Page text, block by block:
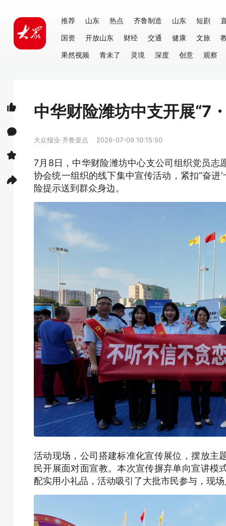
推荐 山东 热点 齐鲁制造 山东 短剧
国资
开放山东 财经 交通 健康 文旅
果然视频
青未了 灵境 深度 创意 观察
中华财险潍坊中支开展“7
大众报业·齐鲁壹点 2026-07-09 10:15:50
7月8日，中华财险潍坊中心支公司组织党员志
协会统一组织的线下集中宣传活动，紧扣“奋进
险提示送到群众身边。
活动现场，公司搭建标准化宣传展位，摆放主
民开展面对面宣教。本次宣传摒弃单向宣讲模
配实用小礼品，活动吸引了大批市民参与，现